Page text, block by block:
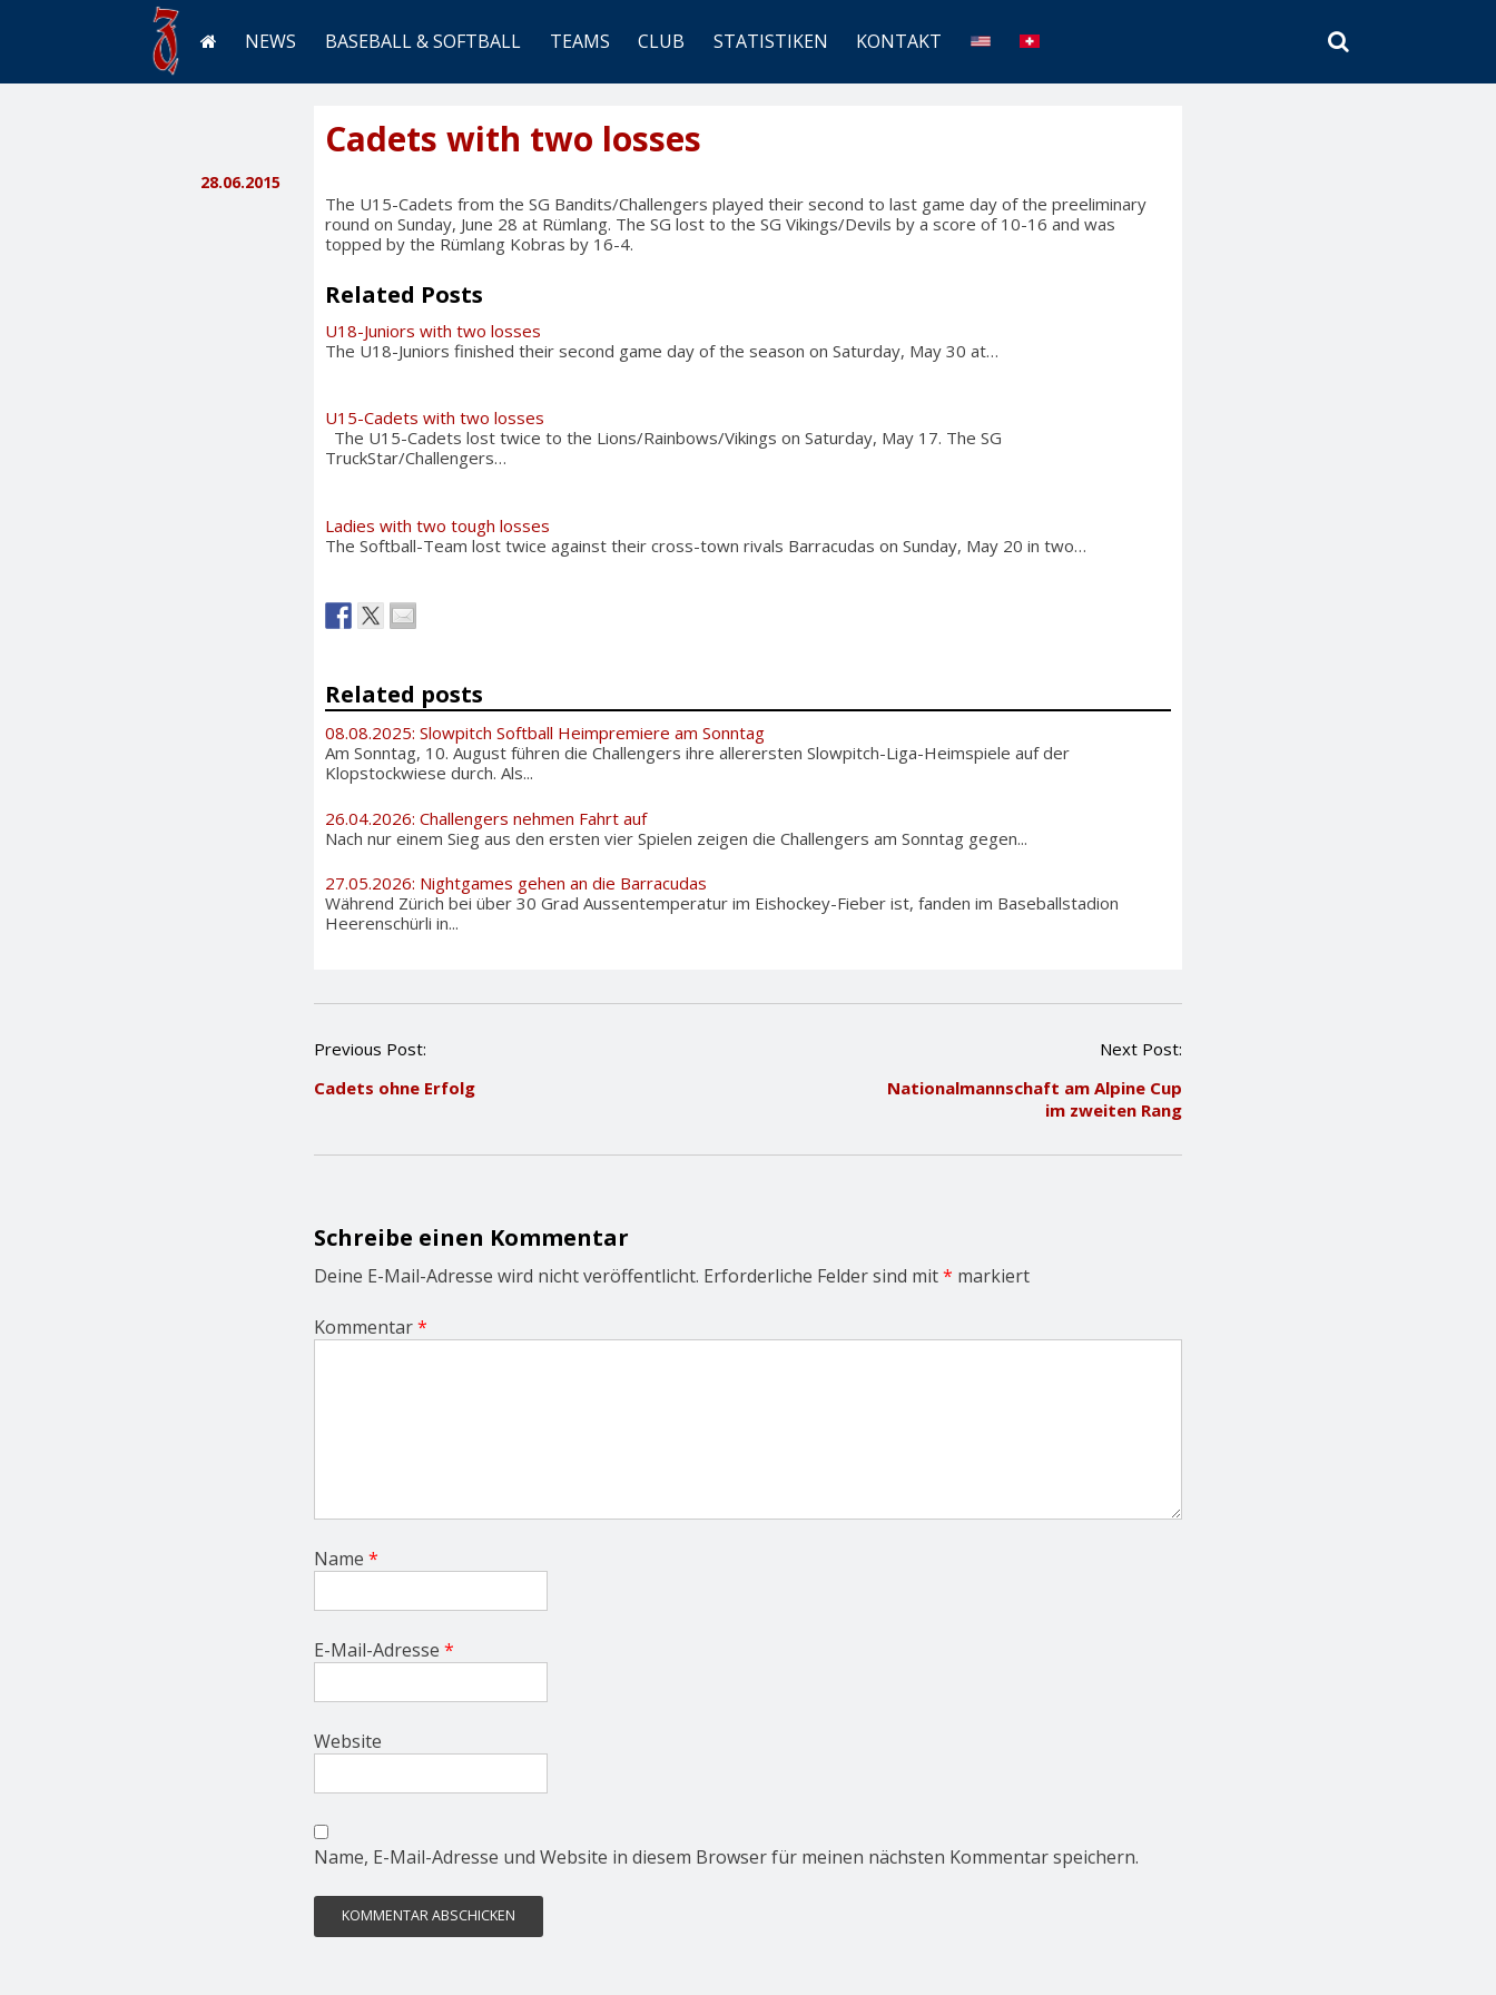
NEWS BASEBALL & SOFTBALL TEAMS CLUB STATISTIKEN KONTAKT
SEARCH
Cadets with two losses
28.06.2015
The U15-Cadets from the SG Bandits/Challengers played their second to last game day of the preeliminary
round on Sunday, June 28 at Rümlang. The SG lost to the SG Vikings/Devils by a score of 10-16 and was
topped by the Rümlang Kobras by 16-4.
Related Posts
U18-Juniors with two losses
The U18-Juniors finished their second game day of the season on Saturday, May 30 at…
U15-Cadets with two losses
The U15-Cadets lost twice to the Lions/Rainbows/Vikings on Saturday, May 17. The SG
TruckStar/Challengers…
Ladies with two tough losses
The Softball-Team lost twice against their cross-town rivals Barracudas on Sunday, May 20 in two…
Related posts
08.08.2025: Slowpitch Softball Heimpremiere am Sonntag
Am Sonntag, 10. August führen die Challengers ihre allerersten Slowpitch-Liga-Heimspiele auf der
Klopstockwiese durch. Als...
26.04.2026: Challengers nehmen Fahrt auf
Nach nur einem Sieg aus den ersten vier Spielen zeigen die Challengers am Sonntag gegen...
27.05.2026: Nightgames gehen an die Barracudas
Während Zürich bei über 30 Grad Aussentemperatur im Eishockey-Fieber ist, fanden im Baseballstadion
Heerenschürli in...
P
s
a
g
a
t
n
Previous Post:
Cadets ohne Erfolg
Next Post:
Nationalmannschaft am Alpine Cup
im zweiten Rang
Schreibe einen Kommentar
Deine E-Mail-Adresse wird nicht veröffentlicht. Erforderliche Felder sind mit* markiert
Kommentar*
Name *
E-Mail-Adresse *
Website
Name, E-Mail-Adresse und Website in diesem Browser für meinen nächsten Kommentar speichern.